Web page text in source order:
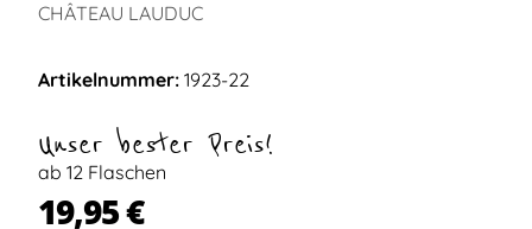
CHÂTEAU LAUDUC
Artikelnummer: 1923-22
Unser bester Preis!
ab 12 Flaschen
19,95 €